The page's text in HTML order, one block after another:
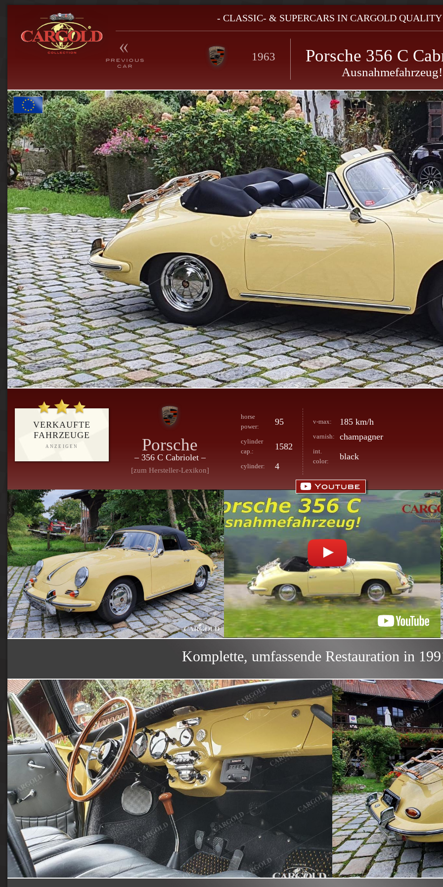
- CLASSIC- & SUPERCARS IN CARGOLD
1963 Porsche 356 C
Ausnahmefahrzeug!
VERKAUFTE
FAHRZEUGE
ANZEIGEN Porsche
– 356 C Cabriolet –
[zum Hersteller-Lexikon]
horse
power:
95
cylinder
cap.:
1582
cylinder: 4
v-max: 185 km/h
varnish: champagner
int.
color:
black
Komplette, umfassende Restauration in